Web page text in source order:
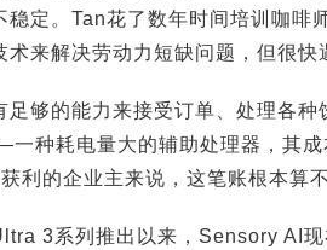
稳定。Tan花了数年时间培训咖啡
术来解决劳动力短缺问题，但很快
足够的能力来接受订单、处理各
种耗电量大的辅助处理器，其成
利的企业主来说，这笔账根本算不
3系列推出以来，Sensory AI